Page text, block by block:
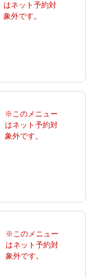
はネット予約対
象外です。
※このメニュー
はネット予約対
象外です。
※このメニュー
はネット予約対
象外です。